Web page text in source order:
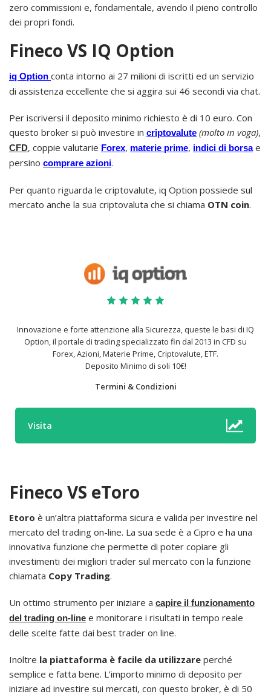
zero commissioni e, fondamentale, avendo il pieno controllo
dei propri fondi.
Fineco VS IQ Option
iq Option conta intorno ai 27 milioni di iscritti ed un servizio
di assistenza eccellente che si aggira sui 46 secondi via chat.
Per iscriversi il deposito minimo richiesto è di 10 euro. Con
questo broker si può investire in criptovalute (molto in voga),
CFD, coppie valutarie Forex, materie prime, indici di borsae
persino comprare azioni.
Per quanto riguarda le criptovalute, iq Option possiede sul
mercato anche la sua criptovaluta che si chiama OTN coin.
Innovazione e forte attenzione alla Sicurezza, queste le basi di IQ
Option, il portale di trading specializzato fin dal 2013 in CFD su
Forex, Azioni, Materie Prime, Criptovalute, ETF.
Deposito Minimo di soli 10€!
Termini & Condizioni
Visita
Fineco VS eToro
Etoro è un’altra piattaforma sicura e valida per investire nel
mercato del trading on-line. La sua sede è a Cipro e ha una
innovativa funzione che permette di poter copiare gli
investimenti dei migliori trader sul mercato con la funzione
chiamata Copy Trading.
Un ottimo strumento per iniziare a capire il funzionamento
del trading on-line e monitorare i risultati in tempo reale
delle scelte fatte dai best trader on line.
Inoltre la piattaforma è facile da utilizzare perché
semplice e fatta bene. L’importo minimo di deposito per
iniziare ad investire sui mercati, con questo broker, è di 50